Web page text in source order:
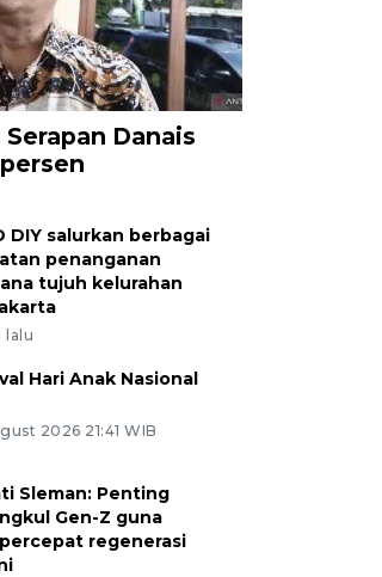
Danais
DIY salurkan berbagai
penanganan
tujuh kelurahan
lalu
Hari Anak Nasional
2026 21:41 WIB
Sleman: Penting
Gen-Z guna
regenerasi